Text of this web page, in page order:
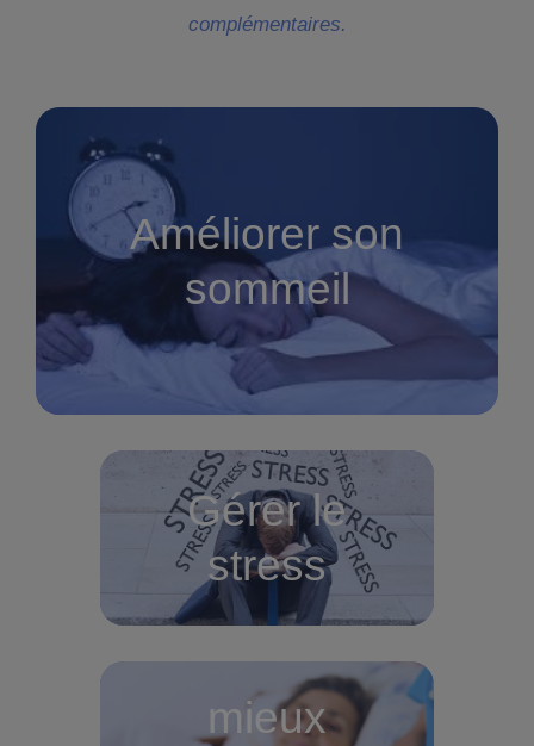
complémentaires.
Améliorer son
sommeil
Gérer le
stress
mieux